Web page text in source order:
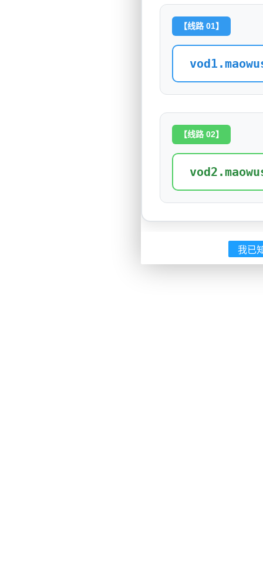
【线路 01】
【线路 02】
我已